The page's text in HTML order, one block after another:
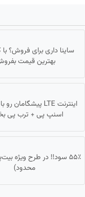
ساینا داری برای فروش؟ با
بهترین قیمت
اسنپ پی + ترب پی
۵۵٪ سود!! در طرح ویژه
محدود)